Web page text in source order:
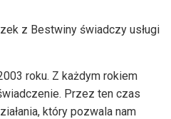
z Bestwiny świadczy usługi
roku. Z każdym rokiem
Przez ten czas
który pozwala nam